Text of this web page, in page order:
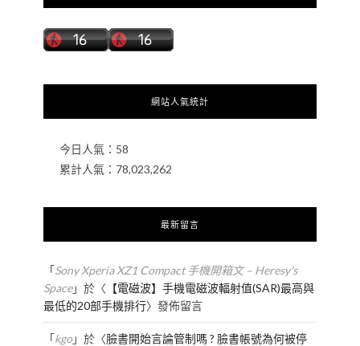
網站人氣統計
今日人氣： 58
累計人氣： 78,023,262
最新留言
「Sony Xperia XZ1 Compact 手機開箱文 – Heresy's
Space」於〈 【電磁波】手機電磁波輻射值(SAR)最高與
最低的20部手機排行〉發佈留言
「kgo」於〈臉書開始言論管制嗎 ? 臉書帳號為何被停